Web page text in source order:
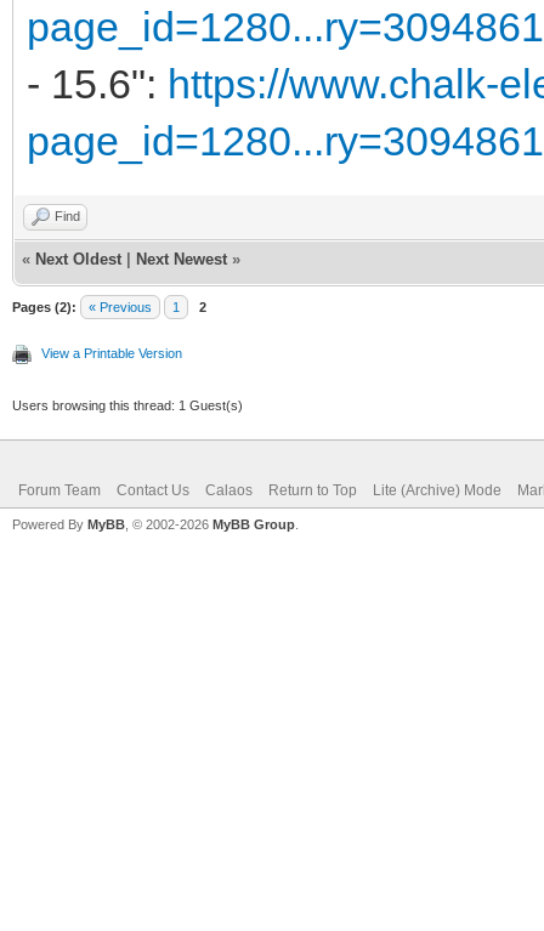
page_id=1280...ry=3094861
- 15.6": https://www.chalk-
page_id=1280...ry=3094861
Find
« Next Oldest Next Newest »
Pages (2): « Previous 1 2
View a Printable Version
Users browsing this thread: 1 Guest(s)
Forum Team Contact Us Calaos Return to Top Lite (Archive) Mode
Powered By MyBB , © 2002-2026 MyBB Group